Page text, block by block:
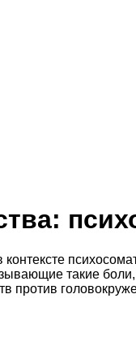
такие
против